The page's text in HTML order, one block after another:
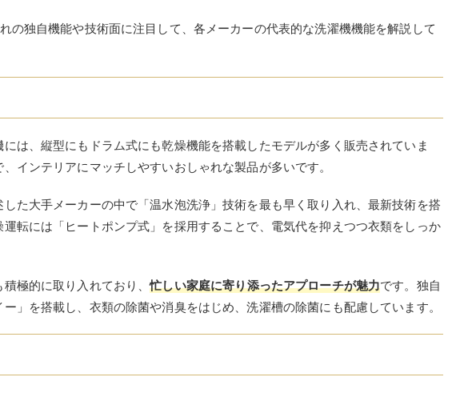
の独自機能や技術面に注目して、各メーカーの代表的な洗濯機機能を解説して
は、縦型にもドラム式にも乾燥機能を搭載したモデルが多く販売されていま
インテリアにマッチしやすいおしゃれな製品が多いです。
た大手メーカーの中で「温水泡洗浄」技術を最も早く取り入れ、最新技術を搭
転には「ヒートポンプ式」を採用することで、電気代を抑えつつ衣類をしっか
極的に取り入れており、忙しい家庭に寄り添ったアプローチが魅力です。独自
」を搭載し、衣類の除菌や消臭をはじめ、洗濯槽の除菌にも配慮しています。